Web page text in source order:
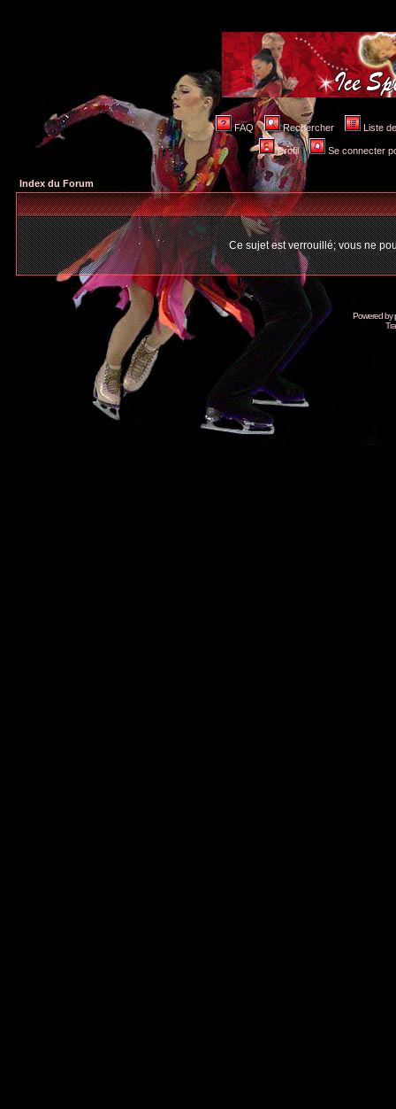
FAQ Rechercher Liste
Profil Se connecter
Index du Forum
Ce sujet est verrouillé; vous ne
Powered by